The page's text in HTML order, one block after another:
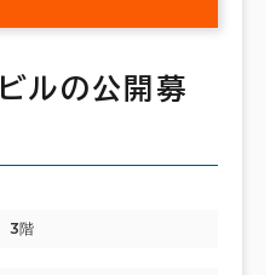
ルの公開募
3階